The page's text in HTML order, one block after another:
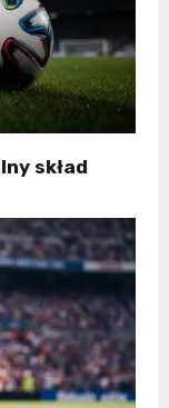
skład